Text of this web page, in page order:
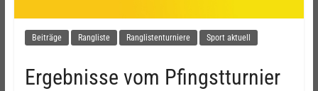
Beiträge Rangliste Ranglistenturniere Sport aktuell
Ergebnisse vom Pfingstturnier